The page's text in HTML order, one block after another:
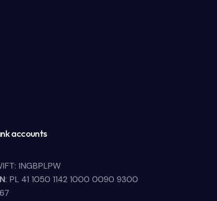
accounts
INGBPLPW
: PL 41 1050 1142 1000 0090 9300